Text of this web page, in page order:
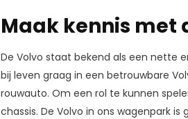
Maak kennis met
De Volvo staat bekend als een nette
bij leven graag in een betrouwbare
rouwauto. Om een rol te kunnen
chassis. De Volvo in ons wagenpark